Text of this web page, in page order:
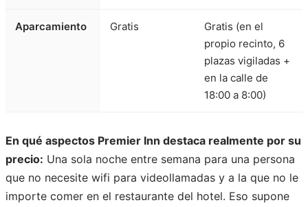
Aparcamiento Gratis
Gratis (en el
propio recinto, 6
plazas vigiladas +
en la calle de
18:00 a 8:00)
En qué aspectos Premier Inn destaca realmente por su
precio: Una sola noche entre semana para una persona
que no necesite wifi para videollamadas y a la que no le
importe comer en el restaurante del hotel. Eso supone